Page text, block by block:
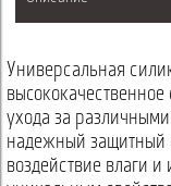
Универсальная
ухода за
надежный защитный
воздействие влаги